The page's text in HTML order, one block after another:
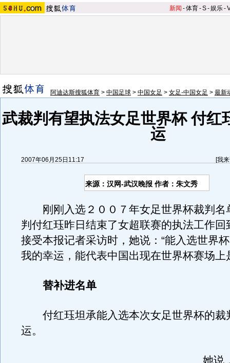
新闻 -体育-S-娱乐-
阿迪达斯搜狐体育 > 中国足球 > 中国女足 > 女足-中国女足 > 最新
武裁判有望执法女足世界杯 付红
运
2007年06月25日11:17 [我
来源：汉网-武汉晚报 作者：朱文秀
刚刚入选２００７年女足世界杯裁判名
判付红珏昨日结束了女超联赛的执法工作回
接受本报记者采访时，她说：“能入选世界
我的幸运，能代表中国出现在世界杯赛场上
替补进名单
付红珏坦承能入选本次女足世界杯的裁
运。
她说